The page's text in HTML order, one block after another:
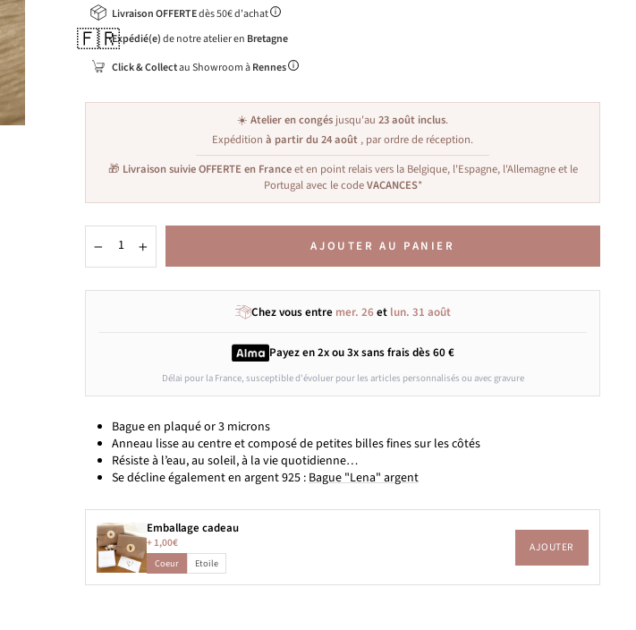
Livraison OFFERTEdès 50€ d'achat
🇫🇷Expédié(e)de notre atelier en Bretagne
Click & Collectau Showroom àRennes
☀️ Atelier en congés jusqu'au 23 août inclus.
Expédition à partir du 24 août , par ordre de réception.
🎁 Livraison suivie OFFERTE en Franceet en point relais vers la Belgique, l'Espagne, l'Allemagne et le
Portugal avec le codeVACANCES*
+
AJOUTER AU PANIER
Chez vous entre mer. 26et lun. 31 août
Payez en 2x ou 3xsans fraisdès 60 €
Délai pour la France, susceptible d'évoluer pour les articles personnalisés ou avec gravure
Bague en plaqué or 3 microns
Anneau lisse au centre et composé de petites billes fines sur les côtés
Résiste à l’eau, au soleil, à la vie quotidienne…
Se décline également en argent 925 :Bague "Lena" argent
Emballage cadeau
+1,00€
Coeur Etoile
AJOUTER